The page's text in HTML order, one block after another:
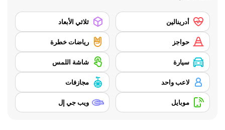
أدرينالين ثلاثي الأبعاد
حواجز رياضات خطرة
سيارة شاشة اللمس
لاعب واحد مجازفات
موبايل ويب جي إل